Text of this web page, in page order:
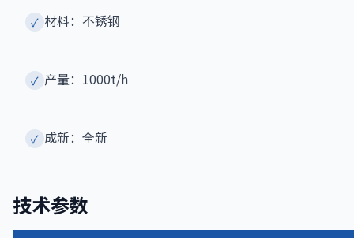
✓ 材料：不锈钢
✓ 产量：1000t/h
✓ 成新：全新
技术参数